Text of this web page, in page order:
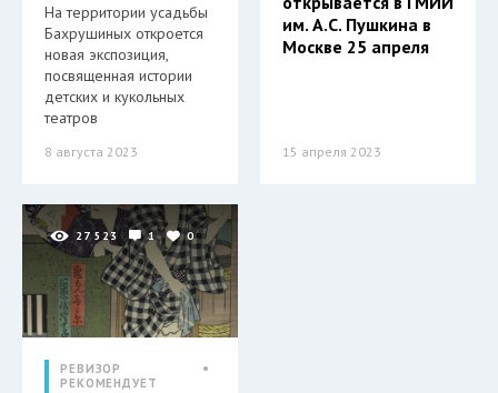
На территории усадьбы
Бахрушиных откроется
новая экспозиция,
посвященная истории
детских и кукольных
театров
8 августа 2023
им. А.С. Пушкина в
Москве 25 апреля
15 апреля 2023
27 523 1 0
РЕВИЗОР
РЕКОМЕНДУЕТ